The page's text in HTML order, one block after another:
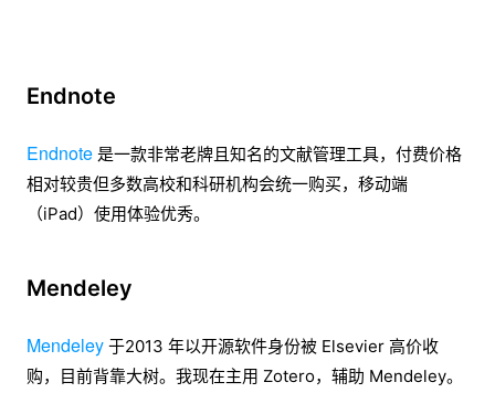
Endnote
Endnote 是一款非常老牌且知名的文献管理工具，付费价格
相对较贵但多数高校和科研机构会统一购买，移动端
（iPad）使用体验优秀。
Mendeley
Mendeley 于2013 年以开源软件身份被 Elsevier 高价收
购，目前背靠大树。我现在主用 Zotero，辅助 Mendeley。